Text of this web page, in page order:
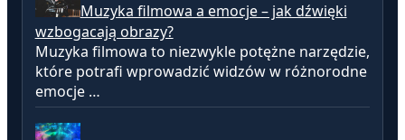
Muzyka filmowa a emocje – jak dźwięki
wzbogacają obrazy?
Muzyka filmowa to niezwykle potężne narzędzie,
które potrafi wprowadzić widzów w różnorodne
emocje …